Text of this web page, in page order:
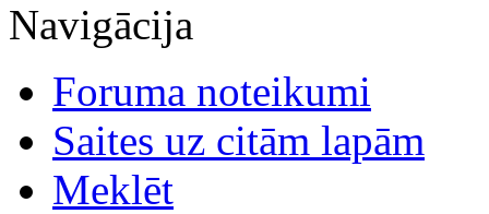
Navigācija
Foruma noteikumi
Saites uz citām lapām
Meklēt